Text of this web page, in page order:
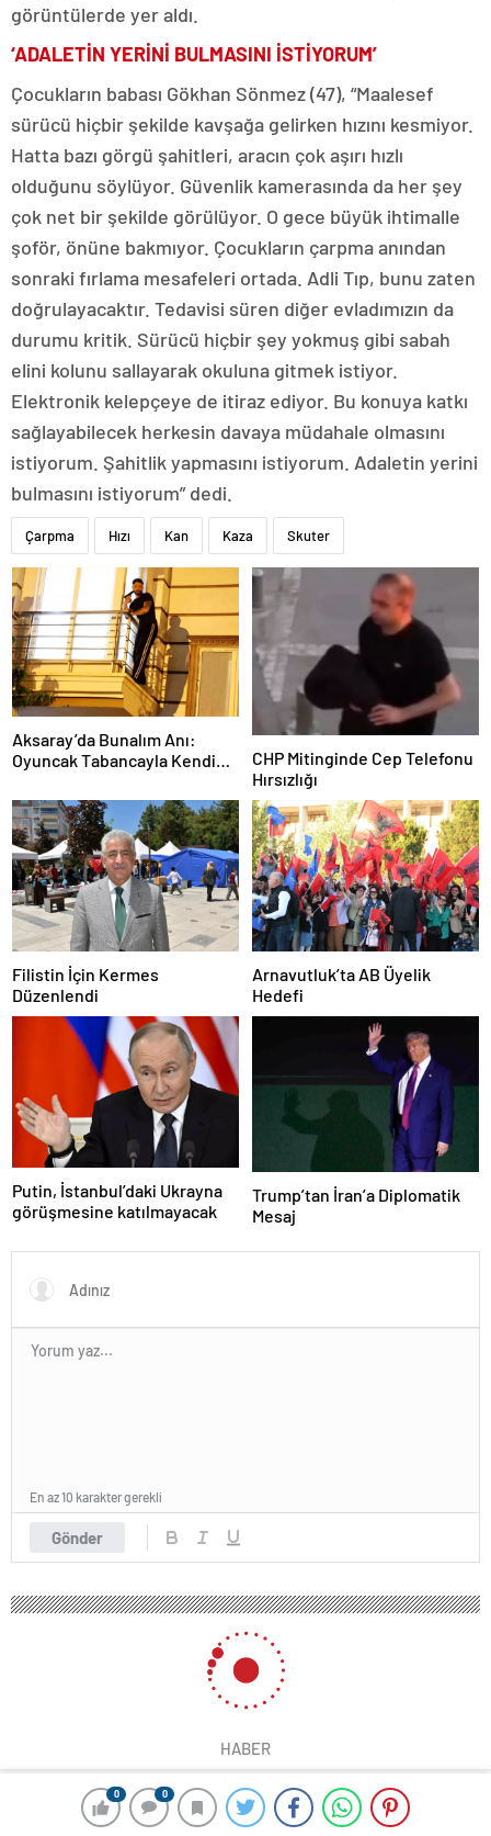
0 0
görüntülerde yer aldı.
‘ADALETİN YERİNİ BULMASINI İSTİYORUM’
Çocukların babası Gökhan Sönmez (47), “Maalesef
sürücü hiçbir şekilde kavşağa gelirken hızını kesmiyor.
Hatta bazı görgü şahitleri, aracın çok aşırı hızlı
olduğunu söylüyor. Güvenlik kamerasında da her şey
çok net bir şekilde görülüyor. O gece büyük ihtimalle
şoför, önüne bakmıyor. Çocukların çarpma anından
sonraki fırlama mesafeleri ortada. Adli Tıp, bunu zaten
doğrulayacaktır. Tedavisi süren diğer evladımızın da
durumu kritik. Sürücü hiçbir şey yokmuş gibi sabah
elini kolunu sallayarak okuluna gitmek istiyor.
Elektronik kelepçeye de itiraz ediyor. Bu konuya katkı
sağlayabilecek herkesin davaya müdahale olmasını
istiyorum. Şahitlik yapmasını istiyorum. Adaletin yerini
bulmasını istiyorum” dedi.
Çarpma Hızı Kan Kaza Skuter
Aksaray’da Bunalım Anı:
Oyuncak Tabancayla Kendine
CHP Mitinginde Cep Telefonu
Hırsızlığı
Filistin İçin Kermes
Düzenlendi
Arnavutluk’ta AB Üyelik
Hedefi
Putin, İstanbul’daki Ukrayna
görüşmesine katılmayacak
Trump’tan İran’a Diplomatik
Mesaj
Gönder
En az 10 karakter gerekli
HABER